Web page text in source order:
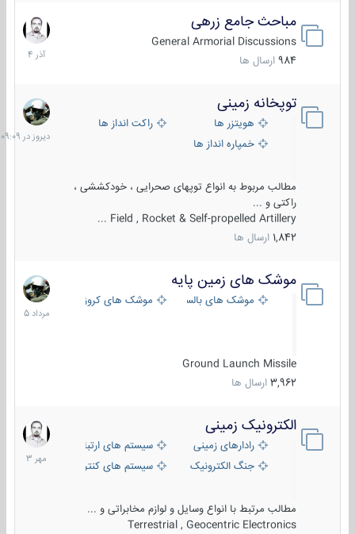
مباحث جامع زرهی
General Armorial Discussions
984 ارسال ها
7
آذر
1404
توپخانه زمینی
هویتزر ها
راکت انداز ها
خمپاره انداز ها
مطالب مربوط به انواع توپهای صحرایی ، خودکششی ،
راکتی و ...
Field , Rocket & Self-propelled Artillery ...
1,842 ارسال ها
دیروز
در
09:09
موشک های زمین پایه
موشک های بالستیک موشک های کروز
Ground Launch Missile
3,962 ارسال ها
2
مرداد
1405
الکترونیک زمینی
رادارهای زمینی
سیستم های ارتباطی و جمع آوری
جنگ الکترونیک
سیستم های کنترل آتش و تجهیزات
مطالب مرتبط با انواع وسایل و لوازم مخابراتی و ...
Terrestrial , Geocentric Electronics
1
مهر
1403